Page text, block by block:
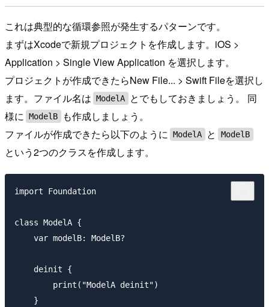
これは典型的な循環参照が発生するパターンです。
まずはXcodeで新規プロジェクトを作成します。iOS >
Application > Single View Application を選択します。
プロジェクトが作成できたらNew File... > Swift Fileを選択し
ます。ファイル名は ModelA
とでもしておきましょう。 同
様に ModelB
も作成しましょう。
ファイルが作成できたら以下のように ModelA と ModelB
という2つのクラスを作成します。
import Foundation
class ModelA {
    var modelB: ModelB?
    deinit {
        print("ModelA deinit")
    }